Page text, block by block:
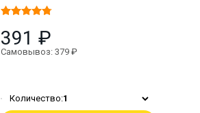
391 ₽
Самовывоз: 379 ₽
Количество:1